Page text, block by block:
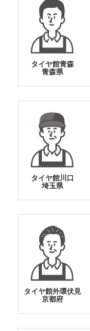
タイヤ館青森
青森県
タイヤ館川口
埼玉県
タイヤ館外環伏見
京都府